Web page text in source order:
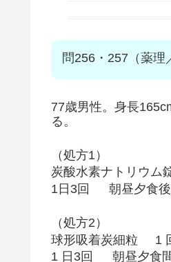
問256・257（薬理
77歳男性。身長
る。
（処方1）
炭酸水素ナトリウム
1日3回 朝昼夕食
（処方2）
球形吸着炭細粒 1
1 日3回 朝昼夕